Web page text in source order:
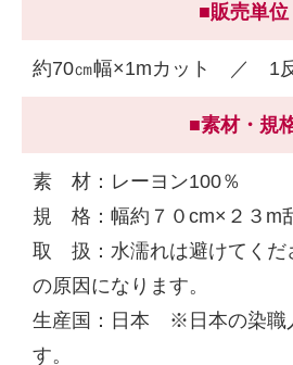
■販売単位
約70㎝幅×1mカット ／ 1反
■素材・規
素 材：レーヨン100％
規 格：幅約７０cm×２３m
取 扱：水濡れは避けてくだ
の原因になります。
生産国：日本 ※日本の染職
す。